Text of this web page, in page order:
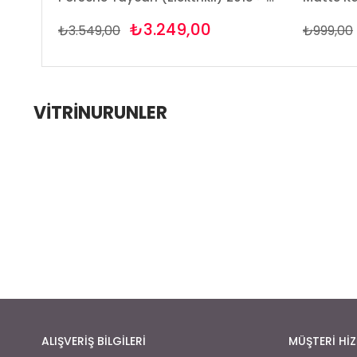
₺3.249,00
₺3.549,00 ₺999,00
VITRINURUNLER
ALIŞVERİŞ BİLGİLERİ MÜŞTERİ